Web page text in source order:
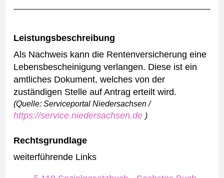
Leistungsbeschreibung
Als Nachweis kann die Rentenversicherung eine
Lebensbescheinigung verlangen. Diese ist ein
amtliches Dokument, welches von der
zuständigen Stelle auf Antrag erteilt wird.
(Quelle: Serviceportal Niedersachsen /
https://service.niedersachsen.de )
Rechtsgrundlage
weiterführende Links